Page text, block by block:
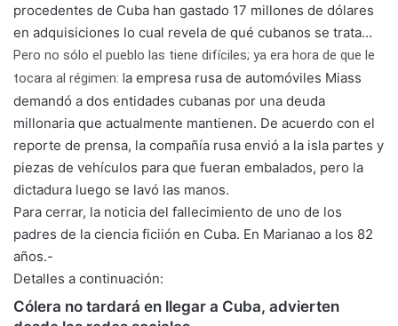
procedentes de Cuba han gastado 17 millones de dólares
en adquisiciones lo cual revela de qué cubanos se trata…
Pero no sólo el pueblo las tiene difíciles; ya era hora de que le
tocara al régimen: la empresa rusa de automóviles Miass
demandó a dos entidades cubanas por una deuda
millonaria que actualmente mantienen. De acuerdo con el
reporte de prensa, la compañía rusa envió a la isla partes y
piezas de vehículos para que fueran embalados, pero la
dictadura luego se lavó las manos.
Para cerrar, la noticia del fallecimiento de uno de los
padres de la ciencia ficiión en Cuba. En Marianao a los 82
años.-
Detalles a continuación:
Cólera no tardará en llegar a Cuba, advierten